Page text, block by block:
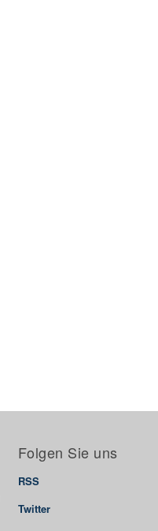
Folgen Sie uns
RSS
Twitter